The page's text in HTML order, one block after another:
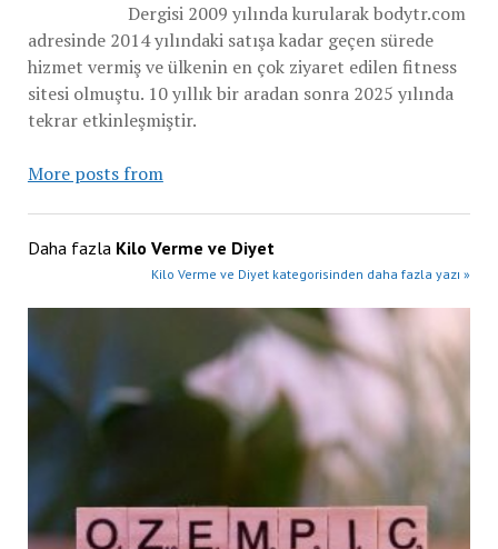
Dergisi 2009 yılında kurularak bodytr.com
adresinde 2014 yılındaki satışa kadar geçen sürede
hizmet vermiş ve ülkenin en çok ziyaret edilen fitness
sitesi olmuştu. 10 yıllık bir aradan sonra 2025 yılında
tekrar etkinleşmiştir.
More posts from
Daha fazla Kilo Verme ve Diyet
Kilo Verme ve Diyet kategorisinden daha fazla yazı »